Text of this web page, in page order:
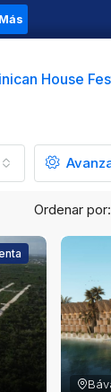
House
Ordenar por: